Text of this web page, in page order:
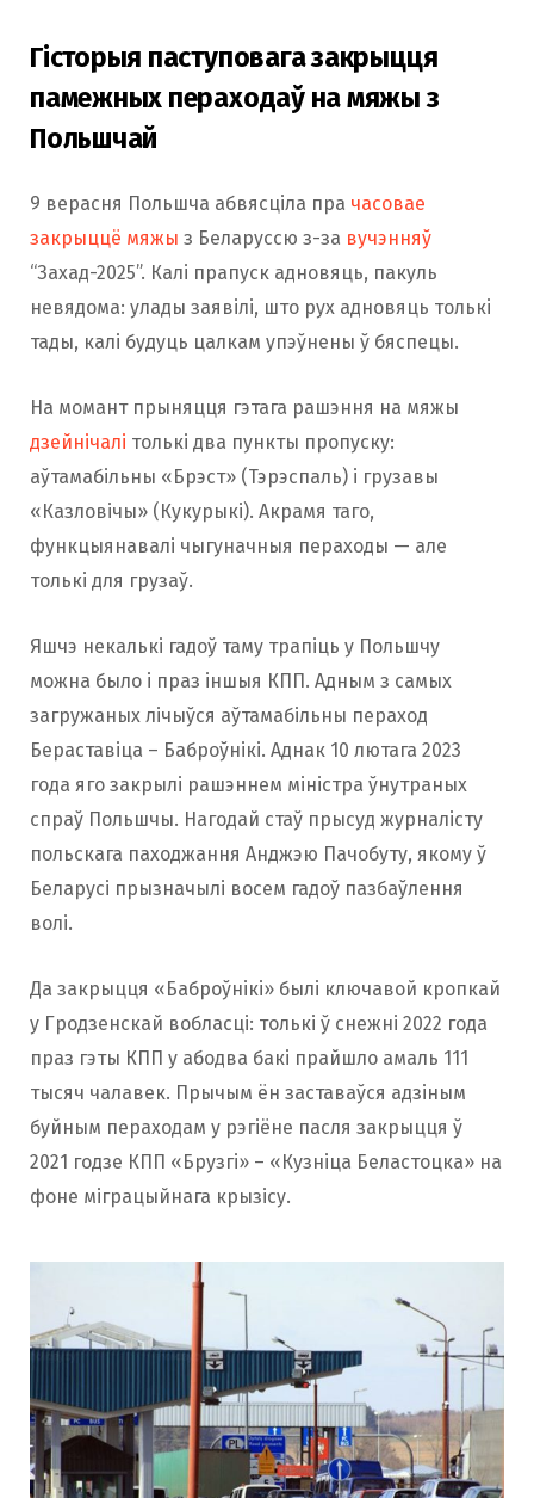
Гісторыя паступовага закрыцця
памежных пераходаў на мяжы з
Польшчай
9 верасня Польшча абвясціла пра часовае
закрыццё мяжы з Беларуссю з-за вучэнняў
“Захад-2025”. Калі прапуск адновяць, пакуль
невядома: улады заявілі, што рух адновяць толькі
тады, калі будуць цалкам упэўнены ў бяспецы.
На момант прыняцця гэтага рашэння на мяжы
дзейнічалі толькі два пункты пропуску:
аўтамабільны «Брэст» (Тэрэспаль) і грузавы
«Казловічы» (Кукурыкі). Акрамя таго,
функцыянавалі чыгуначныя пераходы — але
толькі для грузаў.
Яшчэ некалькі гадоў таму трапіць у Польшчу
можна было і праз іншыя КПП. Адным з самых
загружаных лічыўся аўтамабільны пераход
Бераставіца – Баброўнікі. Аднак 10 лютага 2023
года яго закрылі рашэннем міністра ўнутраных
спраў Польшчы. Нагодай стаў прысуд журналісту
польскага паходжання Анджэю Пачобуту, якому ў
Беларусі прызначылі восем гадоў пазбаўлення
волі.
Да закрыцця «Баброўнікі» былі ключавой кропкай
у Гродзенскай вобласці: толькі ў снежні 2022 года
праз гэты КПП у абодва бакі прайшло амаль 111
тысяч чалавек. Прычым ён заставаўся адзіным
буйным пераходам у рэгіёне пасля закрыцця ў
2021 годзе КПП «Брузгі» – «Кузніца Беластоцка» на
фоне міграцыйнага крызісу.